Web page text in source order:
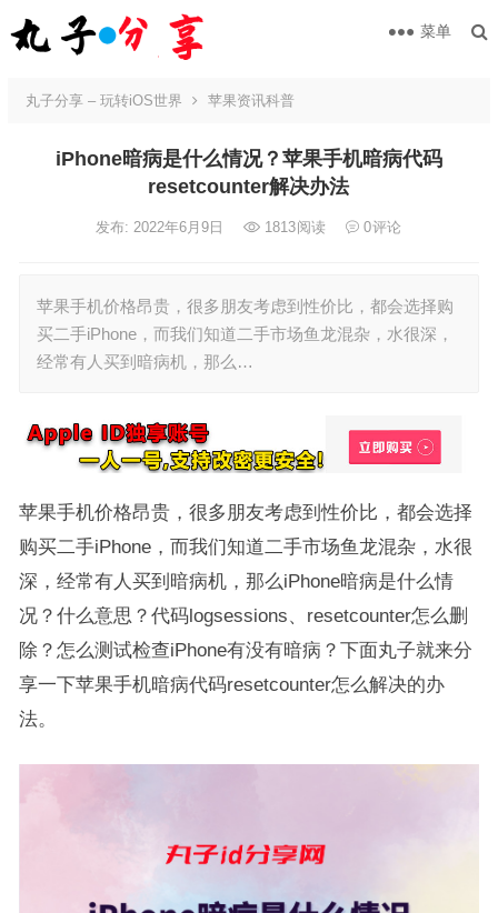
菜单
丸子分享 – 玩转iOS世界 苹果资讯科普
iPhone暗病是什么情况？苹果手机暗病代码
resetcounter解决办法
发布: 2022年6月9日 1813阅读 0评论
苹果手机价格昂贵，很多朋友考虑到性价比，都会选择购
买二手iPhone，而我们知道二手市场鱼龙混杂，水很深，
经常有人买到暗病机，那么…
苹果手机价格昂贵，很多朋友考虑到性价比，都会选择
购买二手iPhone，而我们知道二手市场鱼龙混杂，水很
深，经常有人买到暗病机，那么iPhone暗病是什么情
况？什么意思？代码logsessions、resetcounter怎么删
除？怎么测试检查iPhone有没有暗病？下面丸子就来分
享一下苹果手机暗病代码resetcounter怎么解决的办
法。